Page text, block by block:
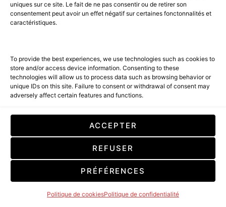
uniques sur ce site. Le fait de ne pas consentir ou de retirer son
consentement peut avoir un effet négatif sur certaines fonctonnalités et
caractéristiques.
To provide the best experiences, we use technologies such as cookies to
store and/or access device information. Consenting to these
technologies will allow us to process data such as browsing behavior or
unique IDs on this site. Failure to consent or withdrawal of consent may
adversely affect certain features and functions.
ACCEPTER
REFUSER
PRÉFÉRENCES
Politique de cookiesPolitique de confidentialité
ACCUEIL BEST OF LUXE
35 MAGAZINES
SHOPPING & CONCIERGERIE
& Offres exclusives
acceptez nos conditions d'utilisation concernant le stockage des
données soumises par le biais de ce formulaire. By checking this box, you
confirm that you have read and are agreeing to our terms of use
regarding the storage of the data submitted through this form.